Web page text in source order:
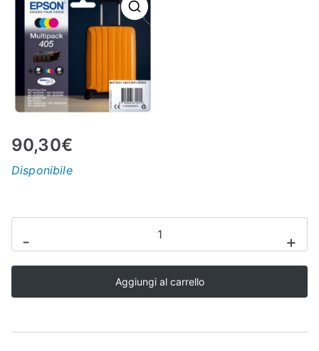
S
H
O
P
90,30€
Disponibile
-
INK
JET
+
Aggiungi al carrello